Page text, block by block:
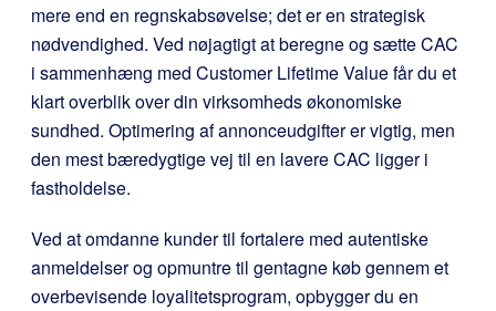
mere end en regnskabsøvelse; det er en strategisk
nødvendighed. Ved nøjagtigt at beregne og sætte CAC
i sammenhæng med Customer Lifetime Value får du et
klart overblik over din virksomheds økonomiske
sundhed. Optimering af annonceudgifter er vigtig, men
den mest bæredygtige vej til en lavere CAC ligger i
fastholdelse.
Ved at omdanne kunder til fortalere med autentiske
anmeldelser og opmuntre til gentagne køb gennem et
overbevisende loyalitetsprogram, opbygger du en